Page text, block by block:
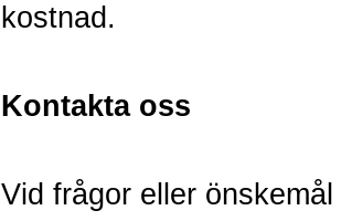
kostnad.
Kontakta oss
Vid frågor eller